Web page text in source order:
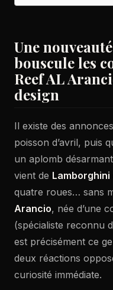
Une
bouscule les
Reef AL
design
Il existe des
poisson d’avril, puis
un aplomb
vient de Lamborghini
quatre roues… sans
Arancio, née d’une
(spécialiste reconnu
est précisément ce
deux réactions
curiosité immédiate.